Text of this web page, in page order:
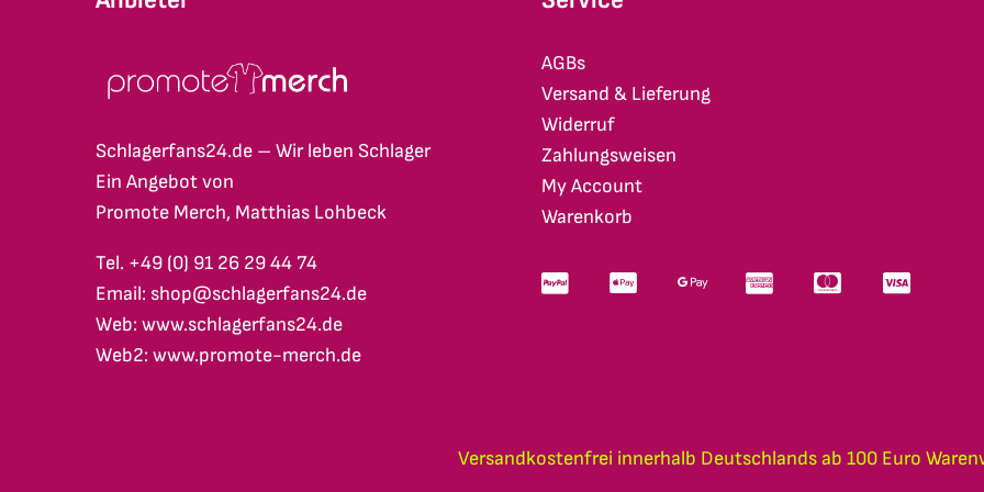
Schlagerfans24.de – Wir leben Schlager
Ein Angebot von
Promote Merch, Matthias Lohbeck
Tel. +49 (0) 91 26 29 44 74
Email: shop@schlagerfans24.de
Web: www.schlagerfans24.de
Web2: www.promote-merch.de
AGBs
Versand & Lieferung
Widerruf
Zahlungsweisen
My Account
Warenkorb
Versandkostenfrei innerhalb Deutschlands ab 100 Euro